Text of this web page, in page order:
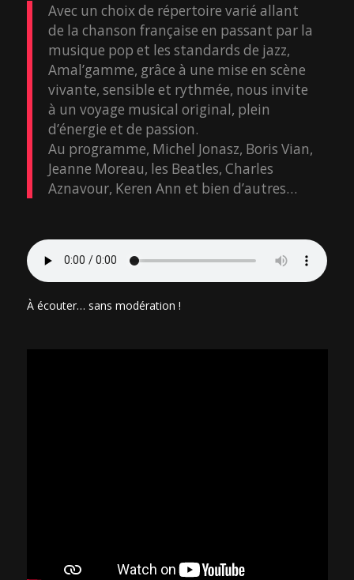
Avec un choix de répertoire varié allant
de la chanson française en passant par la
musique pop et les standards de jazz,
Amal’gamme, grâce à une mise en scène
vivante, sensible et rythmée, nous invite
à un voyage musical original, plein
d’énergie et de passion.
Au programme, Michel Jonasz, Boris Vian,
Jeanne Moreau, les Beatles, Charles
Aznavour, Keren Ann et bien d’autres…
À écouter… sans modération !